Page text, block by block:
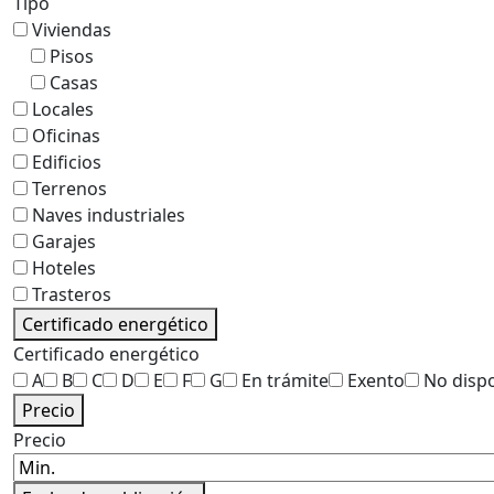
Viviendas
Pisos
Casas
Locales
Oficinas
Edificios
Terrenos
Naves industriales
Garajes
Hoteles
Trasteros
Certificado energético
Certificado energético
A
B C D E F G En trámite Exento
No
Precio
Precio